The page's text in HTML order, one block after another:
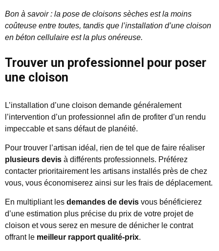
Bon à savoir : la pose de cloisons sèches est la moins
coûteuse entre toutes, tandis que l’installation d’une cloison
en béton cellulaire est la plus onéreuse.
Trouver un professionnel pour poser
une cloison
L’installation d’une cloison demande généralement
l’intervention d’un professionnel afin de profiter d’un rendu
impeccable et sans défaut de planéité.
Pour trouver l’artisan idéal, rien de tel que de faire réaliser
plusieurs devis à différents professionnels. Préférez
contacter prioritairement les artisans installés près de chez
vous, vous économiserez ainsi sur les frais de déplacement.
En multipliant les demandes de devis vous bénéficierez
d’une estimation plus précise du prix de votre projet de
cloison et vous serez en mesure de dénicher le contrat
offrant le meilleur rapport qualité-prix.